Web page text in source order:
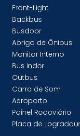
Front-Light
Backbus
Busdoor
Abrigo de Ônibus
Monitor Interno
Bus Indor
Outbus
Carro de Som
Aeroporto
Painel Rodoviário
Placa de